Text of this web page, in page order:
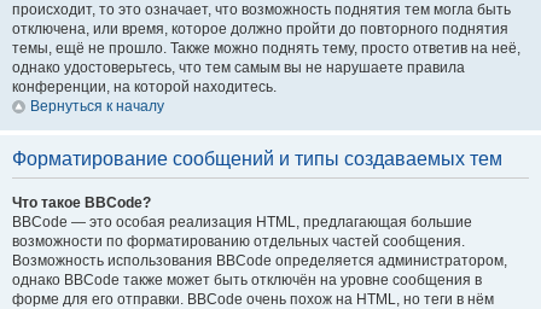
происходит, то это означает, что возможность поднятия тем могла быть
отключена, или время, которое должно пройти до повторного поднятия
темы, ещё не прошло. Также можно поднять тему, просто ответив на неё,
однако удостоверьтесь, что тем самым вы не нарушаете правила
конференции, на которой находитесь.
Вернуться к началу
Форматирование сообщений и типы создаваемых тем
Что такое BBCode?
BBCode — это особая реализация HTML, предлагающая большие
возможности по форматированию отдельных частей сообщения.
Возможность использования BBCode определяется администратором,
однако BBCode также может быть отключён на уровне сообщения в
форме для его отправки. BBCode очень похож на HTML, но теги в нём